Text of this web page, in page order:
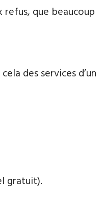
que beaucoup
des services d’un
gratuit).